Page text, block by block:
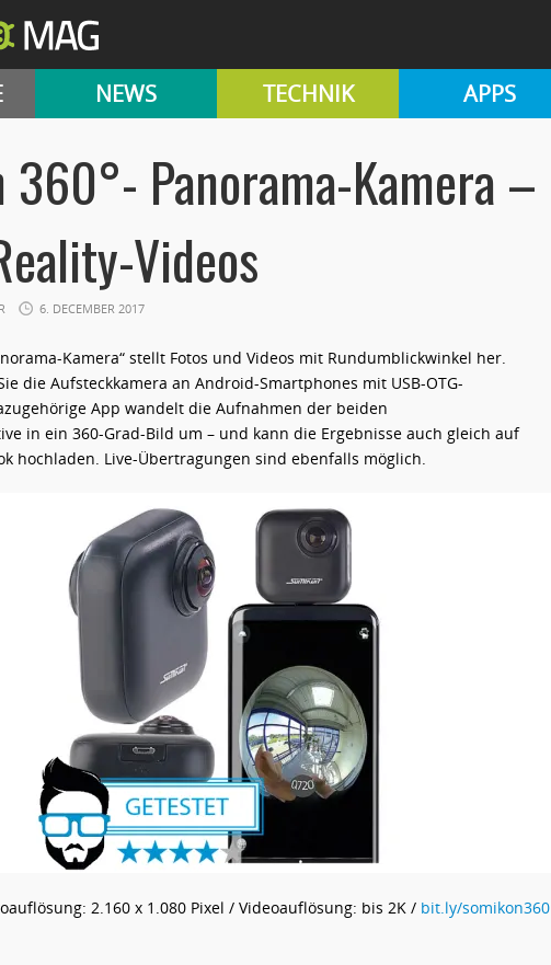
NEWS TECHNIK APPS
360°- Panorama-Kamera –
Videos
6. DECEMBER 2017
Kamera“ stellt Fotos und Videos mit Rundumblickwinkel her.
die Aufsteckkamera an Android-Smartphones mit USB-OTG-
App wandelt die Aufnahmen der beiden
in ein 360-Grad-Bild um – und kann die Ergebnisse auch gleich auf
hochladen. Live-Übertragungen sind ebenfalls möglich.
2.160 x 1.080 Pixel / Videoauflösung: bis 2K / bit.ly/somikon360